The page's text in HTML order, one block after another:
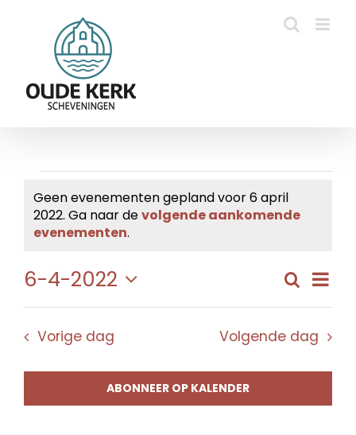
Evenementen
in
6
april
2022
Bericht
Geen evenementen gepland voor 6 april
2022. Ga naar devolgende aankomende
evenementen.
en
Zoeken
Dag
6-4-2022
Selecteer
datum.
Vorige dag Volgende dag
ABONNEER OP KALENDER